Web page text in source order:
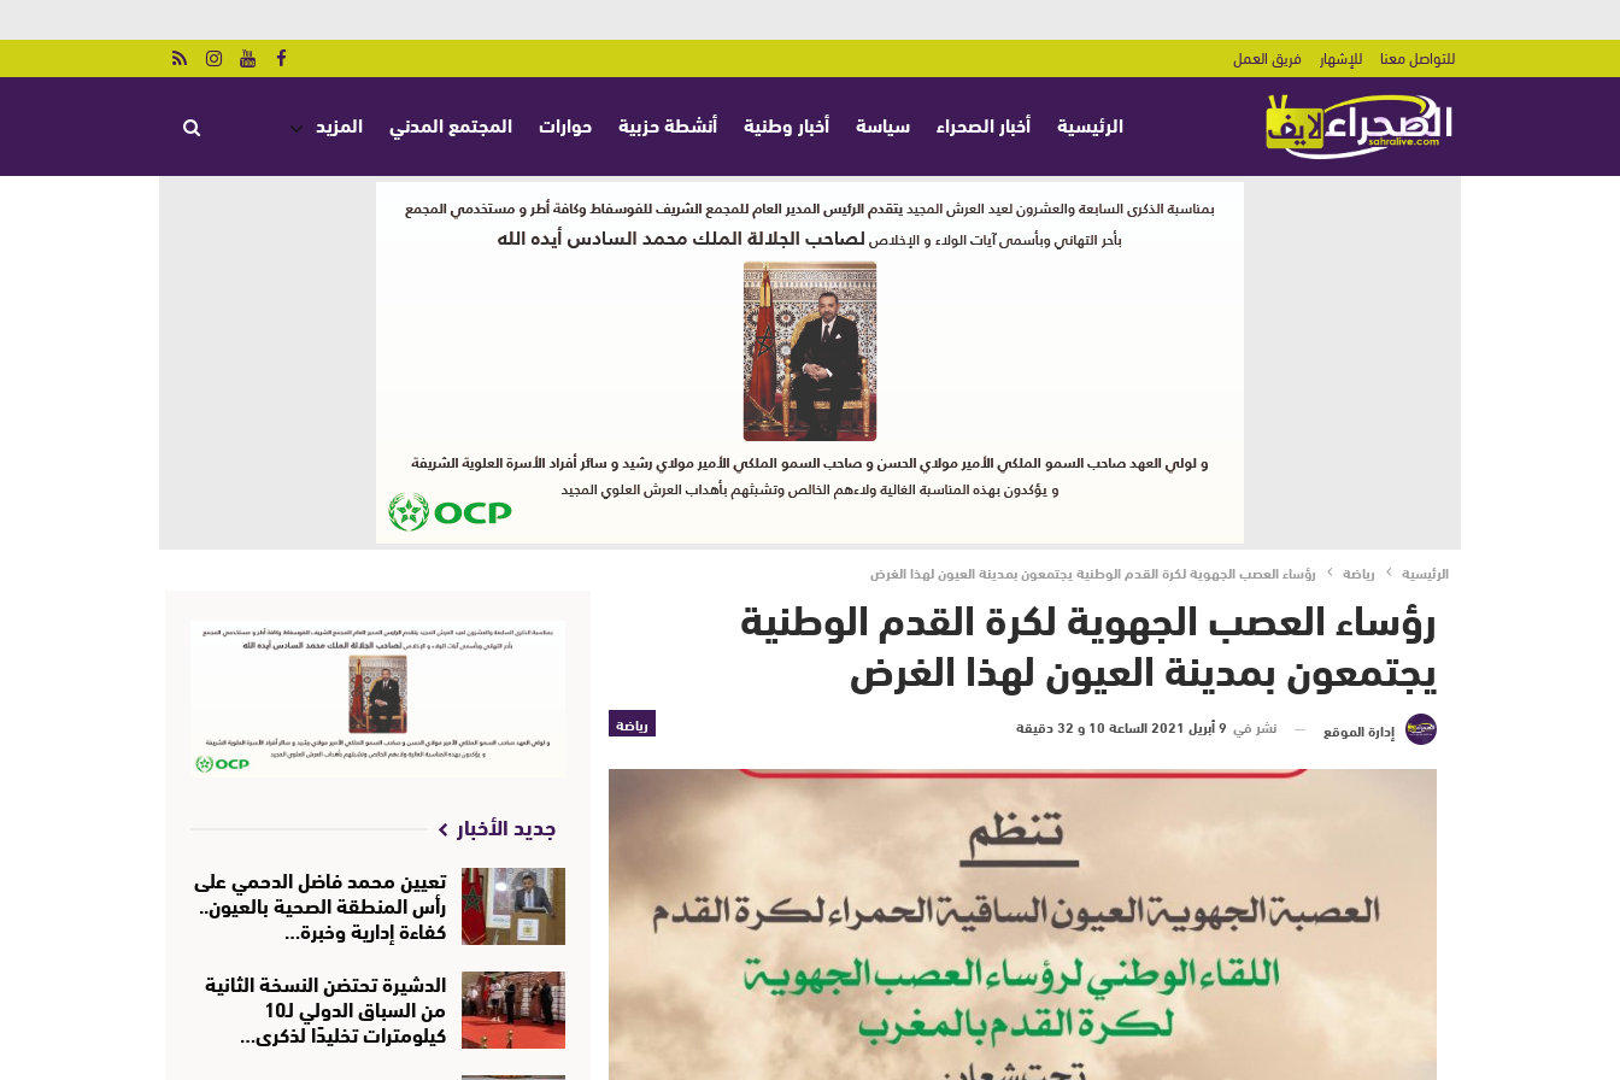
للتواصل معنا للإشهار فريق العمل
الرئيسية أخبار الصحراء سياسة أخبار وطنية أنشطة حزبية حوارات المجتمع المدني المزيد
الرئيسية رياضة رؤساء العصب الجهوية لكرة القدم الوطنية يجتمعون بمدينة العيون لهذا الغرض
رؤساء العصب الجهوية لكرة القدم الوطنية
يجتمعون بمدينة العيون لهذا الغرض
رياضة إدارة الموقع نشر في 9 أبريل 2021 الساعة 10 و 32 دقيقة
جديد الأخبار
تعيين محمد فاضل الدحمي على
رأس المنطقة الصحية بالعيون..
كفاءة إدارية وخبرة…
الدشيرة تحتضن النسخة الثانية
من السباق الدولي لـ10
كيلومترات تخليدًا لذكرى…